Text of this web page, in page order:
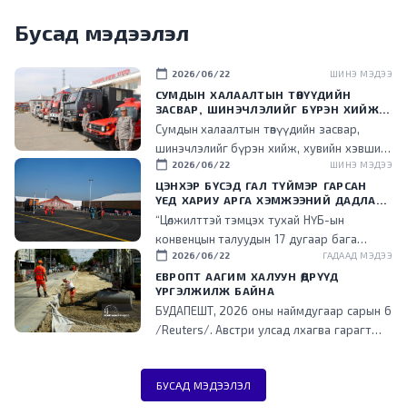
Бусад мэдээлэл
calendar_today 2026/06/22 ШИНЭ МЭДЭЭ
СУМДЫН ХАЛААЛТЫН ТӨВҮҮДИЙН
ЗАСВАР, ШИНЭЧЛЭЛИЙГ БҮРЭН ХИЙЖ,
ХУВИЙН ХЭВШИЛ РҮҮ МЕНЕЖМЕНТИЙГ
НЬ ШИЛЖҮҮЛСЭН ГЭДГИЙГ ОНЦОЛЛОО
Сумдын халаалтын төвүүдийн засвар,
шинэчлэлийг бүрэн хийж, хувийн хэвшил
рүү менежментийг нь шилжүүлснээр
төрийн ачаалал буурч, эдийн засгийн үр
ашигтай ажиллаж эхэлсэн гэдгийг энэ
үеэр танилцууллаа.
calendar_today 2026/06/22 ШИНЭ МЭДЭЭ
ЦЭНХЭР БҮСЭД ГАЛ ТҮЙМЭР ГАРСАН
ҮЕД ХАРИУ АРГА ХЭМЖЭЭНИЙ ДАДЛАГА
СУРГУУЛИЙГ ЗОХИОН БАЙГУУЛЛАА
“Цөлжилттэй тэмцэх тухай НҮБ-ын
конвенцын талуудын 17 дугаар бага
хурал (COP17) зохион байгуулах цэнхэр
бүсэд гал түймэр гарсан үед хариу арга
хэмжээ зохион байгуулах дадлага,
сургуулийг зохион байгууллаа.
calendar_today 2026/06/22 ГАДААД МЭДЭЭ
ЕВРОПТ ААГИМ ХАЛУУН ӨДРҮҮД
ҮРГЭЛЖИЛЖ БАЙНА
БУДАПЕШТ, 2026 оны наймдугаар сарын 6
/Reuters/. Австри улсад лхагва гарагт
халжээ. Түүнчлэн аагим халуун, ган
гачгийн улмаас төв болон өмнөд Европт
ихээхэн хүндрэл үүсэж, Унгар улсад
БУСАД МЭДЭЭЛЭЛ